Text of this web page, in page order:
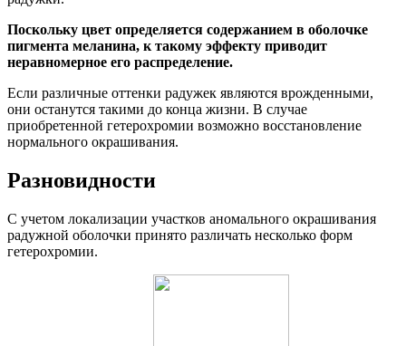
Поскольку цвет определяется содержанием в оболочке
пигмента меланина, к такому эффекту приводит
неравномерное его распределение.
Если различные оттенки радужек являются врожденными,
они останутся такими до конца жизни. В случае
приобретенной гетерохромии возможно восстановление
нормального окрашивания.
Разновидности
С учетом локализации участков аномального окрашивания
радужной оболочки принято различать несколько форм
гетерохромии.